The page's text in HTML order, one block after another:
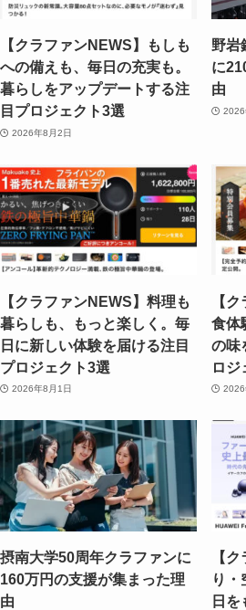
【クラファンNEWS】もしも
への備えも、毎日の充実も。
暮らしをアップデートする注
目プロジェクト3選
2026年8月2日
野岩
に
由
2026
【クラファンNEWS】料理も
暮らしも、もっと楽しく。毎
日に新しい体験を届ける注目
プロジェクト3選
2026年8月1日
【
食体
の味
ロジ
2026
摂南大学50周年クラファンに
160万円の支援が集まった理
由
【
り・
日を